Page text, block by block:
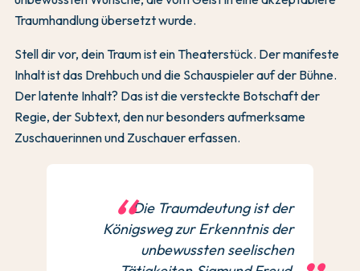
Traumhandlung übersetzt wurde.
Stell dir vor, dein Traum ist ein Theaterstück. Der manifeste
Inhalt ist das Drehbuch und die Schauspieler auf der Bühne.
Der latente Inhalt? Das ist die versteckte Botschaft der
Regie, der Subtext, den nur besonders aufmerksame
Zuschauerinnen und Zuschauer erfassen.
Die Traumdeutung ist der
Königsweg zur Erkenntnis der
unbewussten seelischen